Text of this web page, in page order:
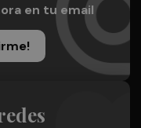
en tu email